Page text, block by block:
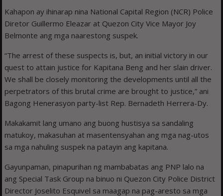
Kahapon ay ihinarap nina National Capital Region (NCR) Police
Diretor Guillermo Eleazar at Quezon City Vice Mayor Joy
Belmonte ang mga naarestong suspek.
“The arrest of these suspects is, but, an initial victory in our
quest to attain justice for Kapitana Beng and her slain driver.
We shall be closely monitoring the developments until all the
perpetrators of this brutal crime are brought to justice,” ani
Bagong Henerasyon party-list Rep. Bernadeth Herrera-Dy.
Makakamit lang umano ang buong hustisya sa sandaling
matukoy, makasuhan at masentensyahan ang mga nag-utos
sa mga nahuling suspek na patayin ang kapitana.
Gayunpaman, pinapurihan ng mambabatas ang PNP lalo na
ang Special Task Group na binuo ni Quezon City Police District
Director Joselito Esquivel sa maagap na pag-aresto sa mga